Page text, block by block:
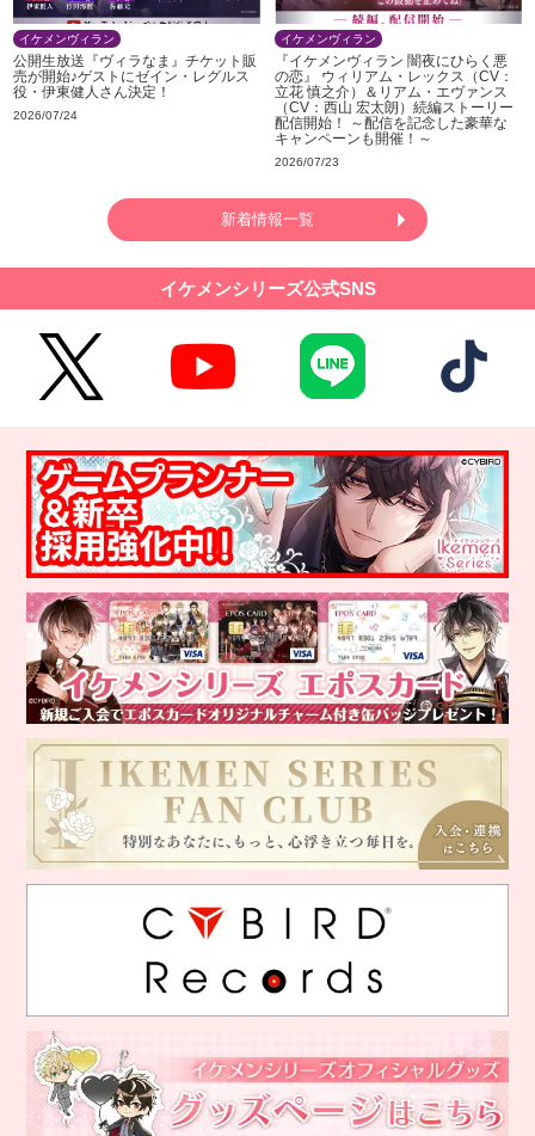
イケメンヴィラン
公開生放送『ヴィラなま』チケット販
売が開始♪ゲストにゼイン・レグルス
役・伊東健人さん決定！
2026/07/24
イケメンヴィラン
『イケメンヴィラン 闇夜にひらく悪
の恋』 ウィリアム・レックス（CV：
立花 慎之介）＆リアム・エヴァンス
（CV：西山 宏太朗）続編ストーリー
配信開始！ ～配信を記念した豪華な
キャンペーンも開催！～
2026/07/23
新着情報一覧
イケメンシリーズ公式SNS